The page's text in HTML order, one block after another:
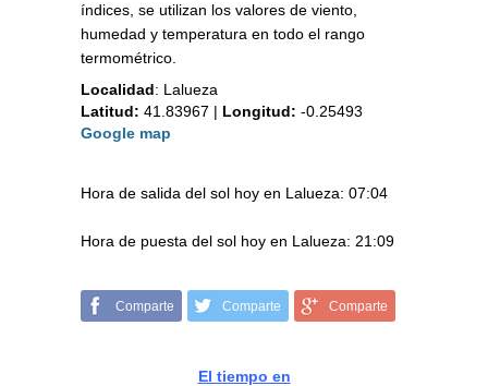
índices, se utilizan los valores de viento,
humedad y temperatura en todo el rango
termométrico.
Localidad: Lalueza
Latitud: 41.83967 | Longitud: -0.25493
Google map
Hora de salida del sol hoy en Lalueza: 07:04
Hora de puesta del sol hoy en Lalueza: 21:09
Comparte Comparte Comparte
El tiempo en